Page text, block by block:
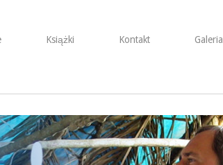
Książki Kontakt
Galeria